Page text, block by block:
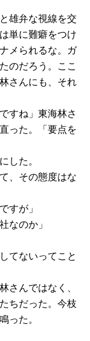
雄弁な視線を交
単に難癖をつけ
メられるな。ガ
のだろう。ここ
さんにも、それ
すね」東海林さ
った。「要点を
した。
、その態度はな
すが」
なのか」
てないってこと
さんではなく、
ちだった。今枝
った。